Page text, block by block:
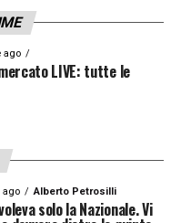
ago
LIVE: tutte le
ago Alberto Petrosilli
solo la Nazionale. Vi